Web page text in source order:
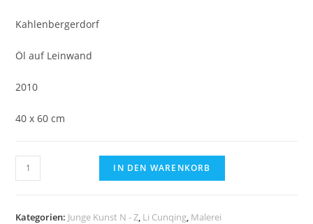
Kahlenbergerdorf
Öl auf Leinwand
2010
40 x 60 cm
Cunqin,
-
IN DEN WARENKORB
Kategorien: Junge Kunst N - Z Li Cunqing Malerei